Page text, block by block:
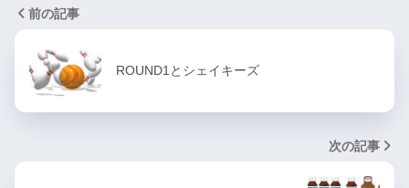
前の記事
ROUND1とシェイキーズ
次の記事